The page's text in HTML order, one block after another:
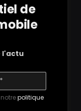
de
l'actu
politique